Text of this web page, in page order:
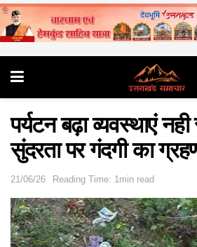
पर्यटन बढ़ा व्यवस्थाएं
सुंदरता पर गंदगी का
21/06/26 Reading Time: 1min read